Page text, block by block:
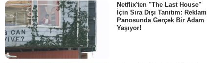
Netflix'ten "The Last House"
İçin Sıra Dışı Tanıtım: Reklam
Panosunda Gerçek Bir Adam
Yaşıyor!